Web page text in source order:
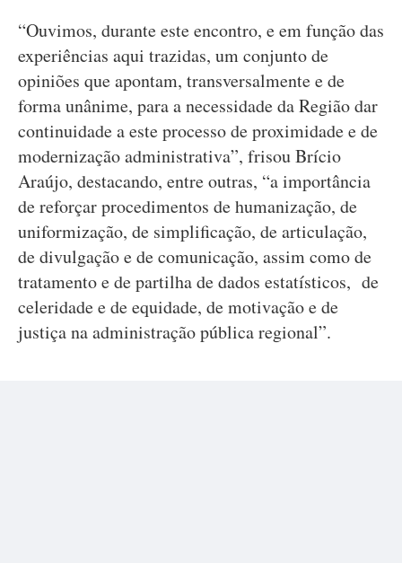
“Ouvimos, durante este encontro, e em função das
experiências aqui trazidas, um conjunto de
opiniões que apontam, transversalmente e de
forma unânime, para a necessidade da Região dar
continuidade a este processo de proximidade e de
modernização administrativa”, frisou Brício
Araújo, destacando, entre outras, “a importância
de reforçar procedimentos de humanização, de
uniformização, de simplificação, de articulação,
de divulgação e de comunicação, assim como de
tratamento e de partilha de dados estatísticos, de
celeridade e de equidade, de motivação e de
justiça na administração pública regional”.